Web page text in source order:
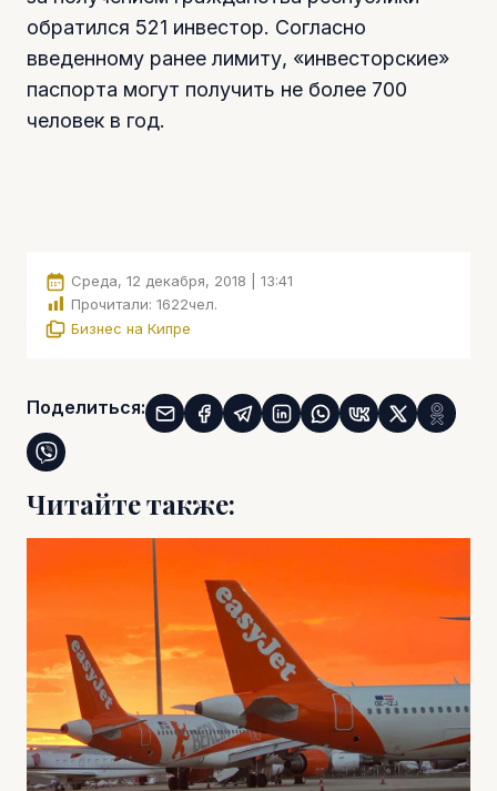
обратился 521 инвестор. Согласно
введенному ранее лимиту, «инвесторские»
паспорта могут получить не более 700
человек в год.
Среда, 12 декабря, 2018 | 13:41
Прочитали: 1622чел.
Бизнес на Кипре
Поделиться:
Читайте также: